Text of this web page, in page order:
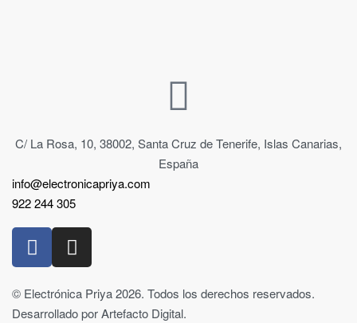
C/ La Rosa, 10, 38002, Santa Cruz de Tenerife, Islas Canarias,
España
info@electronicapriya.com
922 244 305
© Electrónica Priya 2026. Todos los derechos reservados.
Desarrollado por Artefacto Digital.